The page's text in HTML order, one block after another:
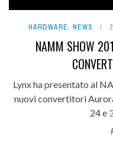
HARDWARE, NEWS
NAMM SHOW
Lynx ha presentato al
nuovi convertitori
24 e